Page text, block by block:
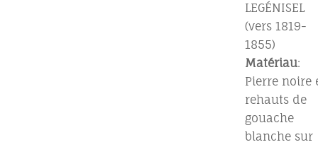
LEGÉNISEL
(vers 1819-
1855)
Matériau:
Pierre noire
rehauts de
gouache
blanche sur